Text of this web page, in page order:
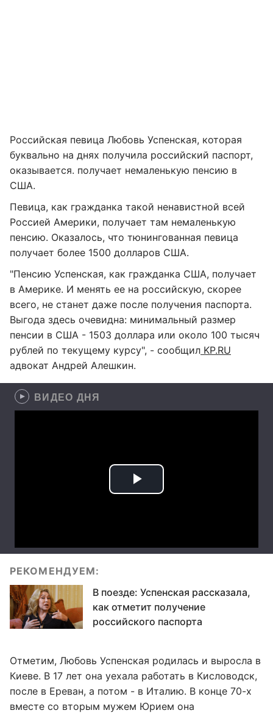
Российская певица Любовь Успенская, которая
буквально на днях получила российский паспорт,
оказывается. получает немаленькую пенсию в
США.
Певица, как гражданка такой ненавистной всей
Россией Америки, получает там немаленькую
пенсию. Оказалось, что тюнингованная певица
получает более 1500 долларов США.
"Пенсию Успенская, как гражданка США, получает
в Америке. И менять ее на российскую, скорее
всего, не станет даже после получения паспорта.
Выгода здесь очевидна: минимальный размер
пенсии в США - 1503 доллара или около 100 тысяч
рублей по текущему курсу", - сообщил KP.RU
адвокат Андрей Алешкин.
ВИДЕО ДНЯ
РЕКОМЕНДУЕМ:
В поезде: Успенская рассказала,
как отметит получение
российского паспорта
Отметим, Любовь Успенская родилась и выросла в
Киеве. В 17 лет она уехала работать в Кисловодск,
после в Ереван, а потом - в Италию. В конце 70-х
вместе со вторым мужем Юрием она